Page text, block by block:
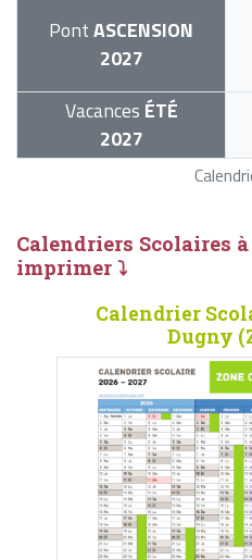
PontASCENSION
2027
Vacances ÉTÉ
2027
Calendriers Scolaires
imprimer ⤵
Calendrier
Dugny